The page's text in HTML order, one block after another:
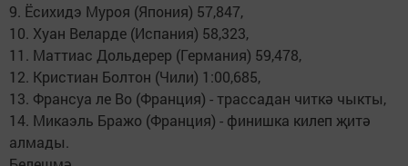
9. Ёсихидэ Муроя (Япония) 57,847,
10. Хуан Веларде (Испания) 58,323,
11. Маттиас Дольдерер (Германия) 59,478,
12. Кристиан Болтон (Чили) 1:00,685,
13. Франсуа ле Во (Франция) - трассадан читкә чыкты,
14. Микаэль Бражо (Франция) - финишка килеп җитә
алмады.